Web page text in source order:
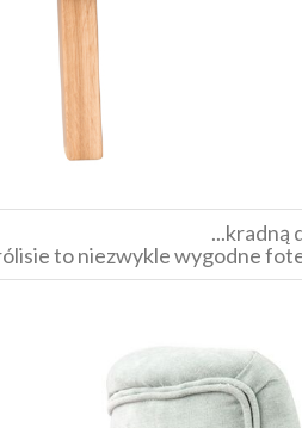
...kradną
to niezwykle wygodne